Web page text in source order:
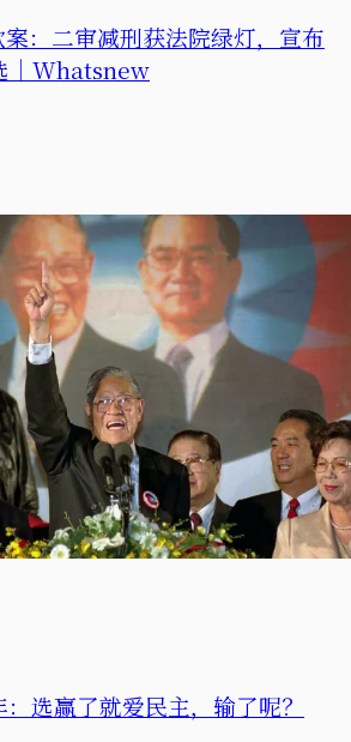
：二审减刑获法院绿灯，宣布
｜Whatsnew
选赢了就爱民主，输了呢？